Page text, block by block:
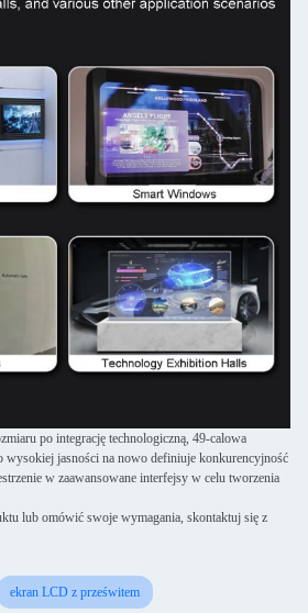
po integrację technologiczną, 49-calowa
wysokiej jasności na nowo definiuje konkurencyjność
w zaawansowane interfejsy w celu tworzenia
lub omówić swoje wymagania, skontaktuj się z
ekran LCD z prześwitem